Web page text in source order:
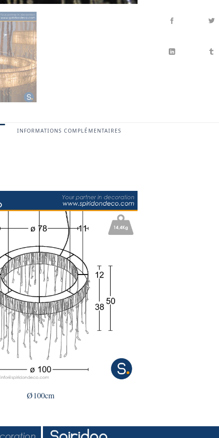
INFORMATIONS COMPLÉMENTAIRES
Ø100cm